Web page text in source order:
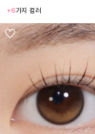
+6가지 컬러